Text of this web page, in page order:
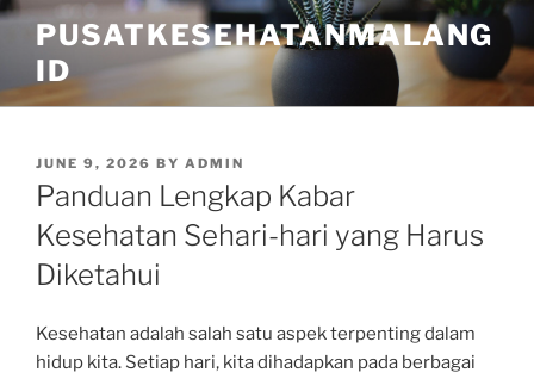
Skip
content
PUSATKESEHATANMALANG
ID
POSTED
ON
JUNE 9, 2026 BY ADMIN
Panduan Lengkap Kabar
Kesehatan Sehari-hari yang Harus
Diketahui
Kesehatan adalah salah satu aspek terpenting dalam
hidup kita. Setiap hari, kita dihadapkan pada berbagai